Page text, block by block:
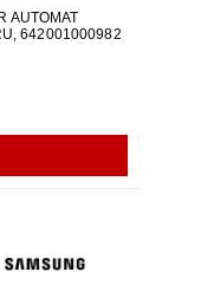
AUTOMAT
642001000982